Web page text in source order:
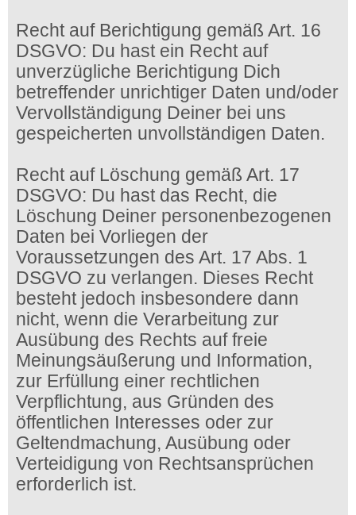
Recht auf Berichtigung gemäß Art. 16
DSGVO: Du hast ein Recht auf
unverzügliche Berichtigung Dich
betreffender unrichtiger Daten und/oder
Vervollständigung Deiner bei uns
gespeicherten unvollständigen Daten.
Recht auf Löschung gemäß Art. 17
DSGVO: Du hast das Recht, die
Löschung Deiner personenbezogenen
Daten bei Vorliegen der
Voraussetzungen des Art. 17 Abs. 1
DSGVO zu verlangen. Dieses Recht
besteht jedoch insbesondere dann
nicht, wenn die Verarbeitung zur
Ausübung des Rechts auf freie
Meinungsäußerung und Information,
zur Erfüllung einer rechtlichen
Verpflichtung, aus Gründen des
öffentlichen Interesses oder zur
Geltendmachung, Ausübung oder
Verteidigung von Rechtsansprüchen
erforderlich ist.